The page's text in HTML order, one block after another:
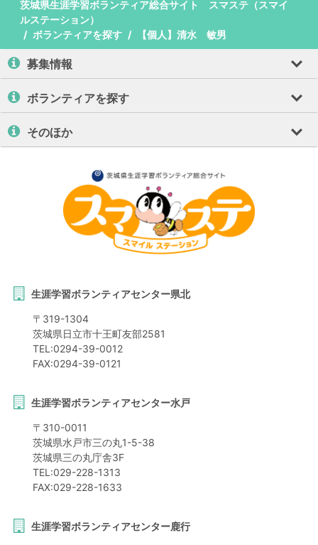
茨城県生涯学習ボランティア総合サイト スマステ（スマイ
ルステーション）
ボランティアを探す
【個人】清水 敏男
募集情報
ボランティアを探す
そのほか
生涯学習ボランティアセンター県北
〒 319-1304
茨城県日立市十王町友部2581
TEL:0294-39-0012
FAX:0294-39-0121
生涯学習ボランティアセンター水戸
〒 310-0011
茨城県水戸市三の丸1-5-38
茨城県三の丸庁舎3F
TEL:029-228-1313
FAX:029-228-1633
生涯学習ボランティアセンター鹿行